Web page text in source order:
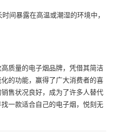
间暴露在高温或潮湿的环境中，
质量的电子烟品牌，凭借其简洁
的功能，赢得了广大消费者的喜
售状况良好，成为了许多人替代
一款适合自己的电子烟，悦刻无